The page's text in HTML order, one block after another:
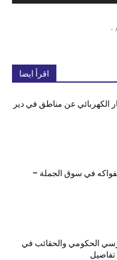
اقرأ ايضا
الكهربائي عن مناطق في دير
في سوق الجملة –
الحكومي والحقائب في